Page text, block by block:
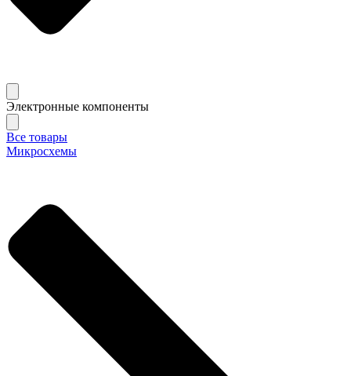
Электронные компоненты
Все товары
Микросхемы